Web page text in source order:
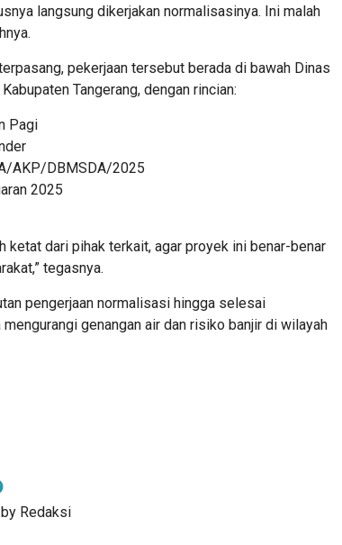
langsung dikerjakan normalisasinya. Ini malah
pekerjaan tersebut berada di bawah Dinas
Tangerang, dengan rincian:
Pagi
AKP/DBMSDA/2025
2025
ketat dari pihak terkait, agar proyek ini benar-benar
tegasnya.
pengerjaan normalisasi hingga selesai
genangan air dan risiko banjir di wilayah
Redaksi